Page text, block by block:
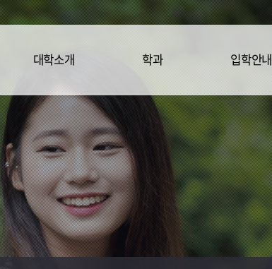
대학소개
학장인사말
대학개요
교육목표
연혁
교수소개
찾아오시는길
학과
문예창작학과
사회복지학과
아동보육학과
도시행정학과
중국어문화학
과
입학안내
입학안내